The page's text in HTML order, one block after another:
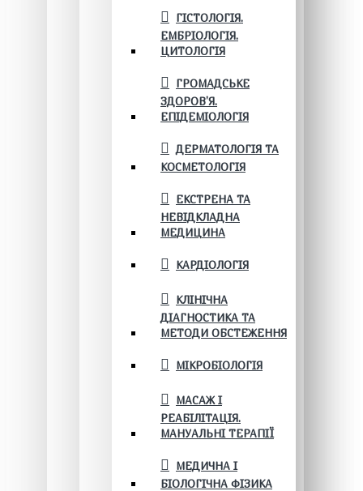
ГІСТОЛОГІЯ.
ЕМБРІОЛОГІЯ.
ЦИТОЛОГІЯ
ГРОМАДСЬКЕ
ЗДОРОВ’Я.
ЕПІДЕМІОЛОГІЯ
ДЕРМАТОЛОГІЯ ТА
КОСМЕТОЛОГІЯ
ЕКСТРЕНА ТА
НЕВІДКЛАДНА
МЕДИЦИНА
КАРДІОЛОГІЯ
КЛІНІЧНА
ДІАГНОСТИКА ТА
МЕТОДИ ОБСТЕЖЕННЯ
МІКРОБІОЛОГІЯ
МАСАЖ І
РЕАБІЛІТАЦІЯ.
МАНУАЛЬНІ ТЕРАПІЇ
МЕДИЧНА І
БІОЛОГІЧНА ФІЗИКА